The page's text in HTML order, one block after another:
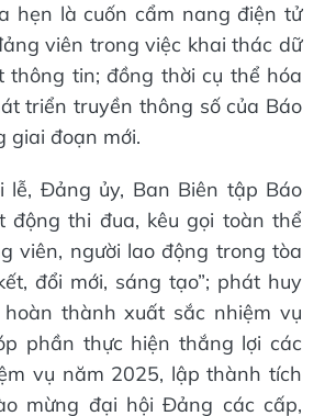
hẹn là cuốn cẩm nang điện tử
viên trong việc khai thác dữ
thông tin; đồng thời cụ thể hóa
triển truyền thông số của Báo
giai đoạn mới.
lễ, Đảng ủy, Ban Biên tập Báo
động thi đua, kêu gọi toàn thể
viên, người lao động trong tòa
đổi mới, sáng tạo”; phát huy
thành xuất sắc nhiệm vụ
phần thực hiện thắng lợi các
vụ năm 2025, lập thành tích
mừng đại hội Đảng các cấp,